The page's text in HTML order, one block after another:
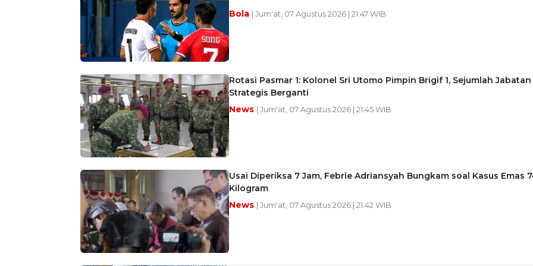
Bola | Jum'at, 07 Agustus 2026 | 21:47 WIB
Rotasi Pasmar 1: Kolonel Sri Utomo Pimpin Brigif 1, Sejumlah Jabatan
Strategis Berganti
News | Jum'at, 07 Agustus 2026 | 21:45 WIB
Usai Diperiksa 7 Jam, Febrie Adriansyah Bungkam soal Kasus Emas
Kilogram
News | Jum'at, 07 Agustus 2026 | 21:42 WIB